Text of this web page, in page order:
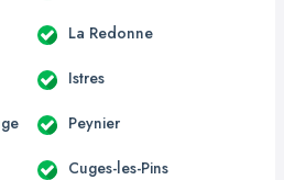
La Redonne
Istres
Peynier
Cuges-les-Pins